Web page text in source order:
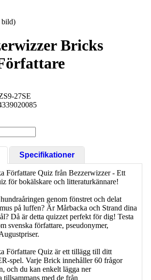
bild)
Bricks
27SE
Specifikationer
Författare Quiz från Bezzerwizzer - Ett
för bokälskare och litteraturkännare!
genom fönstret och delat
på luffen? Är Mårbacka och Strand dina
Då är detta quizzet perfekt för dig! Testa
svenska författare, pseudonymer,
Författare Quiz är ett tillägg till ditt
spel. Varje Brick innehåller 60 frågor
och du kan enkelt lägga ner
tillsammans med de från